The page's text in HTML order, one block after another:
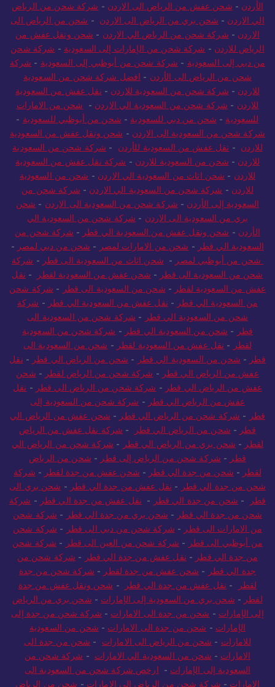
الأردن - شحن عفش من الرياض الى الاردن - شركة شحن من الرياض
الي الاردن - شحن بري من الرياض الى الاردن - شحن من الرياض الى
الاردن - شركة شحن من الرياض الي الاردن - شحن ونقل عفش من
الرياض للاردن - شركة شحن من الإمارات إلى السعودية - شركة شحن
من دبي إلى السعودية - شركة شحن من أبوظبي إلى السعودية - شركة
شحن من الرياض الى الأردن - افضل شركة شحن من السعودية
للاردن - شركة شحن من السعودية للاردن - نقل عفش من السعودية
للاردن - شركة شحن من السعودية الي الاردن - شحن من الامارات
للسعودية - شحن من دبي للسعودية - شحن من أبوظبي للسعودية -
شركة شحن من السعودية الى الاردن - شحن ونقل عفش من السعودية
للاردن - نقل عفش من السعودية للأردن - شركة شحن من السعودية
للاردن - شحن من السعودية للاردن - شركة نقل عفش من السعودية
للاردن - شحن اثاث من السعودية الي الاردن - شحن من السعودية
للاردن - شركة شحن من السعودية الي الاردن - شركة شحن من
السعودية إلى الأردن - شركة شحن من السعودية الى الاردن - شحن
بري من السعودية الى الاردن - شركة شحن من السعودية الي
الأردن - شحن ونقل عفش من السعودية الي قطر - شركة شحن من
السعودية الي قطر - شحن من الامارات لمصر - شحن من دبي لمصر -
شحن من أبوظبي لمصر - شحن اثاث من السعودية الى قطر - شركة
شحن من السعودية الى قطر - شحن عفش من السعودية لقطر - نقل
عفش من السعودية لقطر - شحن من السعودية الى قطر - شركة شحن
من السعودية الي قطر - نقل عفش من السعودية الي قطر - شركة
شحن من السعودية الي قطر - شركة شحن من السعودية الى
قطر - شحن من السعودية الي قطر - شركة شحن من السعودية
لقطر - نقل عفش من السعودية لقطر - شحن من السعودية الى
قطر - شحن من السعودية الي قطر - شحن من الرياض الي قطر - نقل
عفش من الرياض الي قطر - شركة شحن من الرياض لقطر - شحن
عفش من الرياض الي قطر - شركة شحن من الرياض الي قطر - نقل
عفش من الرياض الي قطر - شركة شحن من السعودية إلى
قطر - شركة شحن من الرياض الي قطر - شحن عفش من الرياض الي
قطر - شحن من الرياض الي قطر - شركة نقل عفش من الرياض
لقطر - شحن بري من الرياض الي قطر - شركة شحن من الرياض الي
قطر - شركة شحن من الرياض إلى قطر - شحن من الرياض
لقطر - شحن من جدة الي قطر - شحن عفش من جدة لقطر - شركة
شحن من جدة الي قطر - نقل عفش من جدة الي قطر - شحن بري الى
قطر
- شحن من جدة الي قطر - نقل عفش من جدة الي قطر - شركة
شحن من جدة الي قطر - شحن بري من جدة الي قطر - شركة شحن
من الامارات الى قطر - شركة شحن من دبي الى قطر - شركة شحن
من أبوظبي الى قطر - شركة شحن من العين الى قطر - شركة شحن
من جدة الي قطر - نقل عفش من جدة الي قطر - شركة شحن من
جدة الي قطر - شحن عفش من جدة لقطر - شركة شحن من جدة
لقطر
- نقل عفش من جدة الي قطر - شحن ونقل عفش من جدة
لقطر - شحن بري من السعودية إلى الإمارات - شحن بري من الرياض
إلى الإمارات - شحن من جدة الى الامارات - شركة شحن من جدة إلى
الإمارات - شحن من جدة الى الامارات - شحن من السعودية
للامارات - شحن من الرياض الى الامارات - شحن من جدة الى
الامارات - شحن من السعودية الي الامارات - شركة شحن من
السعودية إلى الإمارات - ارخص شركة شحن من السعودية الى
الامارات - شركة شحن من الرياض الي الامارات - شحن من الرياض